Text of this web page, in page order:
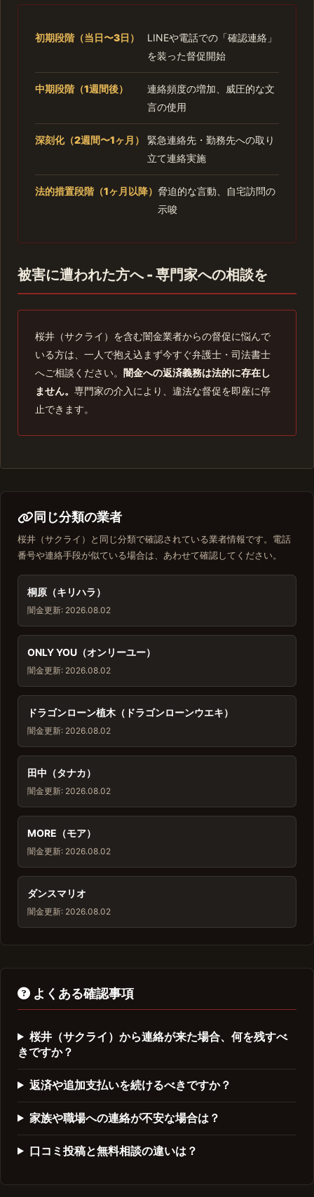
初期段階（当日〜3日）
LINEや電話での「確認連絡」
を装った督促開始
中期段階（1週間後）
連絡頻度の増加、威圧的な文
言の使用
深刻化（2週間〜1ヶ月）
緊急連絡先・勤務先への取り
立て連絡実施
法的措置段階（1ヶ月以降） 脅迫的な言動、自宅訪問の
示唆
被害に遭われた方へ - 専門家への相談を
桜井（サクライ）を含む闇金業者からの督促に悩んで
いる方は、一人で抱え込まず今すぐ弁護士・司法書士
へご相談ください。 闇金への返済義務は法的に存在し
ません。 専門家の介入により、違法な督促を即座に停
止できます。
同じ分類の業者
桜井（サクライ）と同じ分類で確認されている業者情報です。電話
番号や連絡手段が似ている場合は、あわせて確認してください。
桐原（キリハラ）
闇金更新: 2026.08.02
ONLY YOU（オンリーユー）
闇金更新: 2026.08.02
ドラゴンローン植木（ドラゴンローンウエキ）
闇金更新: 2026.08.02
田中（タナカ）
闇金更新: 2026.08.02
MORE（モア）
闇金更新: 2026.08.02
ダンスマリオ
闇金更新: 2026.08.02
よくある確認事項
桜井（サクライ）から連絡が来た場合、何を残すべ
きですか？
返済や追加支払いを続けるべきですか？
家族や職場への連絡が不安な場合は？
口コミ投稿と無料相談の違いは？